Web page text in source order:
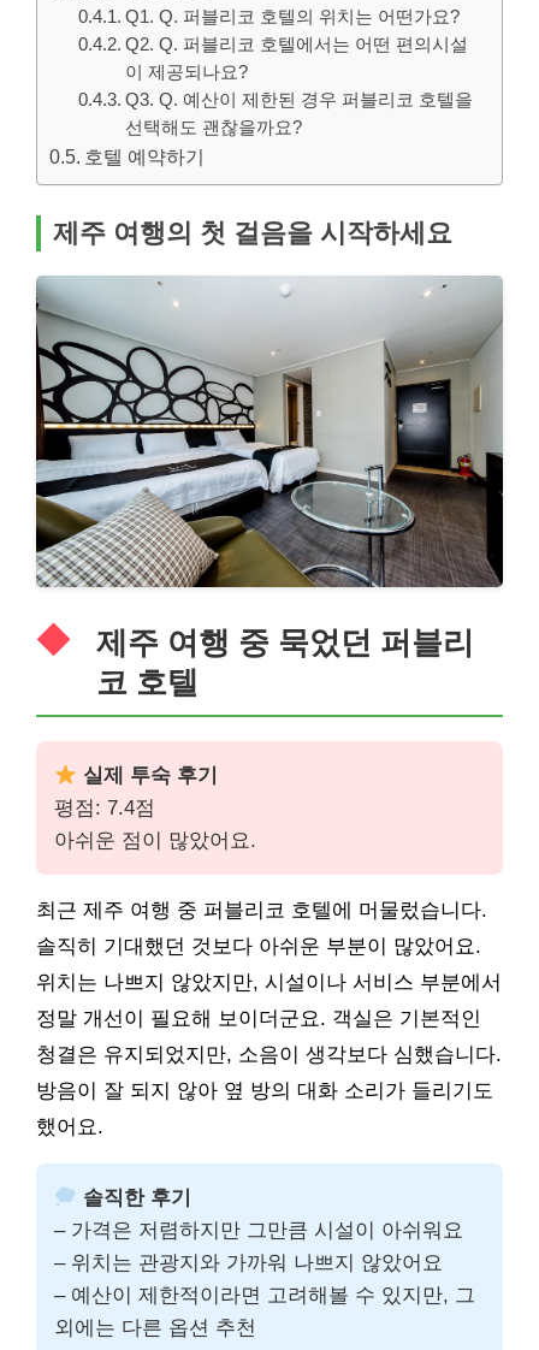
Q1. Q. 퍼블리코 호텔의 위치는 어떤가요?
Q2. Q. 퍼블리코 호텔에서는 어떤 편의시설
이 제공되나요?
Q3. Q. 예산이 제한된 경우 퍼블리코 호텔을
선택해도 괜찮을까요?
호텔 예약하기
제주 여행의 첫 걸음을 시작하세요
제주 여행 중 묵었던 퍼블리
코 호텔
실제 투숙 후기
평점: 7.4점
아쉬운 점이 많았어요.
최근 제주 여행 중 퍼블리코 호텔에 머물렀습니다.
솔직히 기대했던 것보다 아쉬운 부분이 많았어요.
위치는 나쁘지 않았지만, 시설이나 서비스 부분에서
정말 개선이 필요해 보이더군요. 객실은 기본적인
청결은 유지되었지만, 소음이 생각보다 심했습니다.
방음이 잘 되지 않아 옆 방의 대화 소리가 들리기도
했어요.
솔직한 후기
– 가격은 저렴하지만 그만큼 시설이 아쉬워요
– 위치는 관광지와 가까워 나쁘지 않았어요
– 예산이 제한적이라면 고려해볼 수 있지만, 그
외에는 다른 옵션 추천